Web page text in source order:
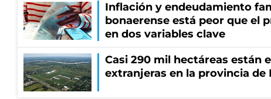
Inflación y endeudamiento
bonaerense está peor que el
en dos variables clave
Casi 290 mil hectáreas están
extranjeras en la provincia de